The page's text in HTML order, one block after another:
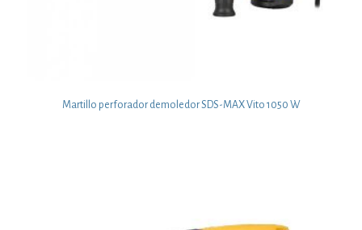
Martillo perforador demoledor SDS-MAX Vito 1050 W